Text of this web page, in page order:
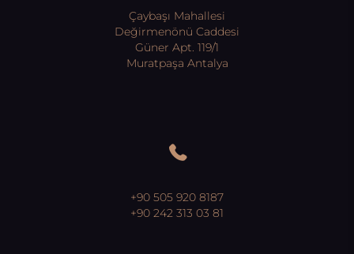
Çaybaşı Mahallesi
Değirmenönü Caddesi
Güner Apt. 119/1
Muratpaşa Antalya
+90 505 920 8187
+90 242 313 03 81